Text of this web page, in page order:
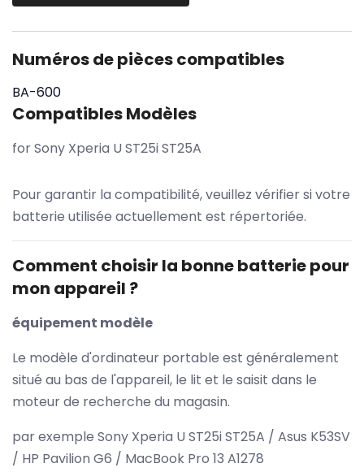
Numéros de pièces compatibles
BA-600
Compatibles Modèles
for Sony Xperia U ST25i ST25A
Pour garantir la compatibilité, veuillez vérifier si votre
batterie utilisée actuellement est répertoriée.
Comment choisir la bonne batterie pour
mon appareil ?
équipement modèle
Le modèle d'ordinateur portable est généralement
situé au bas de l'appareil, le lit et le saisit dans le
moteur de recherche du magasin.
par exemple Sony Xperia U ST25i ST25A / Asus K53SV
/ HP Pavilion G6 / MacBook Pro 13 A1278